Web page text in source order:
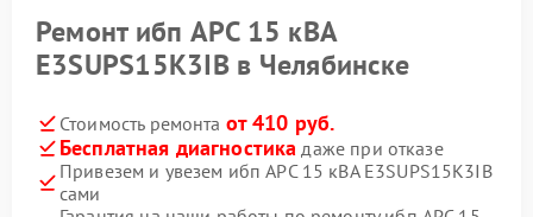
Ремонт ибп APC 15 кВА
E3SUPS15K3IB в Челябинске
Стоимость ремонта от 410 руб.
Бесплатная диагностика даже при отказе
Привезем и увезем ибп APC 15 кВА E3SUPS15K3IB
сами